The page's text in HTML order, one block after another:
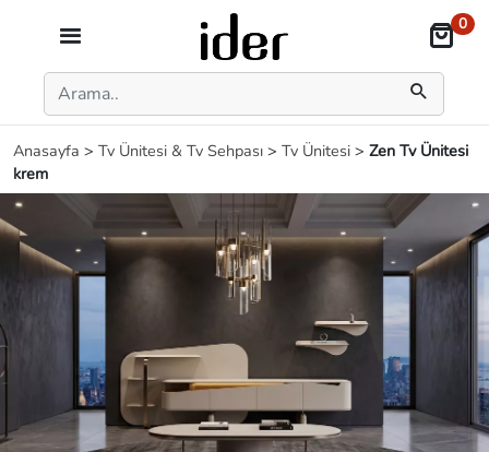
0
Anasayfa > Tv Ünitesi & Tv Sehpası > Tv Ünitesi > Zen Tv Ünitesi
krem